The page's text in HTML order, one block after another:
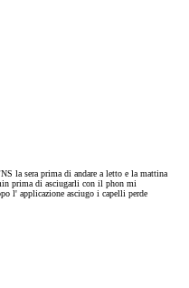
la sera prima di andare a letto e la mattina
prima di asciugarli con il phon mi
l' applicazione asciugo i capelli perde